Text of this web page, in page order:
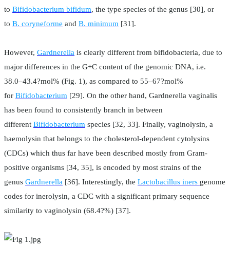
to Bifidobacterium bifidum, the type species of the genus [30], or
to B. coryneforme and B. minimum [31].
However, Gardnerella is clearly different from bifidobacteria, due to
major differences in the G+C content of the genomic DNA, i.e.
38.0–43.4?mol% (Fig. 1), as compared to 55–67?mol%
for Bifidobacterium [29]. On the other hand, Gardnerella vaginalis
has been found to consistently branch in between
different Bifidobacterium species [32, 33]. Finally, vaginolysin, a
haemolysin that belongs to the cholesterol-dependent cytolysins
(CDCs) which thus far have been described mostly from Gram-
positive organisms [34, 35], is encoded by most strains of the
genus Gardnerella [36]. Interestingly, the Lactobacillus iners genome
codes for inerolysin, a CDC with a significant primary sequence
similarity to vaginolysin (68.4?%) [37].